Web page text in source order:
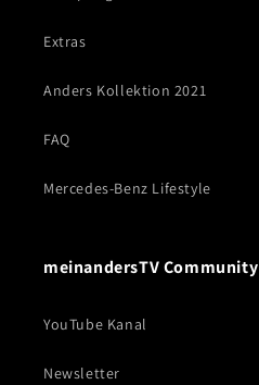
Extras
Anders Kollektion 2021
FAQ
Mercedes-Benz Lifestyle
meinandersTV Community
YouTube Kanal
Newsletter